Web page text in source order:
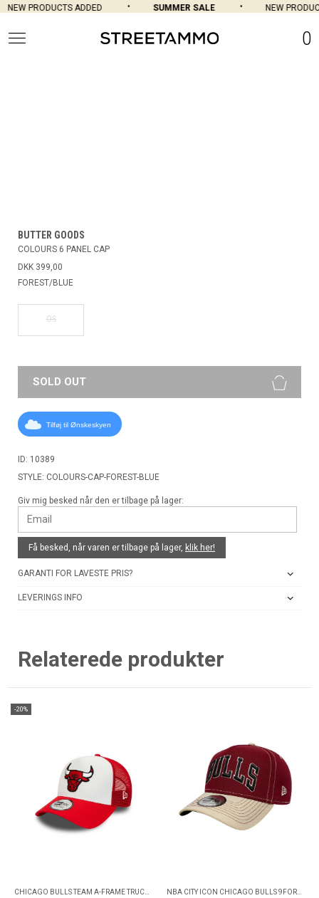
NEW PRODUCTS ADDED SUMMER SALE NEW
0
BUTTER GOODS
COLOURS 6 PANEL CAP
DKK 399,00
FOREST/BLUE
OS
SOLD OUT
Tilføj til Ønskeskyen
ID: 10389
STYLE: COLOURS-CAP-FOREST-BLUE
Giv mig besked når den er tilbage på lager:
Få besked, når varen er tilbage på lager, klik her!
GARANTI FOR LAVESTE PRIS?
LEVERINGS INFO
Relaterede produkter
-20%
CHICAGO BULLS TEAM A-FRAME TRUCKER CAP
NBA CITY ICON CHICAGO BULLS 9FORTY CAP